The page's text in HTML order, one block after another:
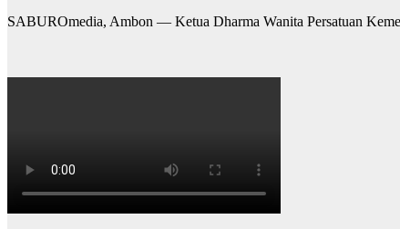
SABUROmedia, Ambon — Ketua Dharma Wanita Persatuan